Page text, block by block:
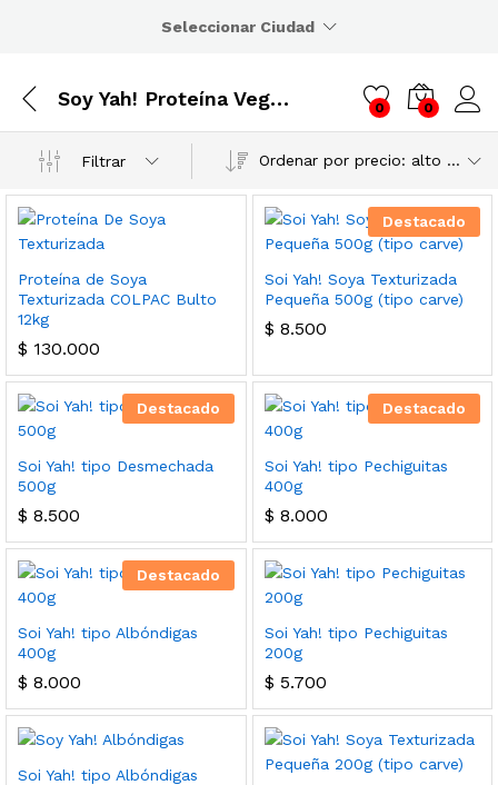
Seleccionar Ciudad
Soy Yah! Proteína Vegetal de Soya 0 0
Filtrar Ordenar por precio: alto a bajo
Proteína de Soya
Texturizada COLPAC Bulto
12kg
$ 130.000
Destacado
Soi Yah! Soya Texturizada
Pequeña 500g (tipo carve)
$ 8.500
Destacado
Soi Yah! tipo Desmechada
500g
$ 8.500
Destacado
Soi Yah! tipo Pechiguitas
400g
$ 8.000
Destacado
Soi Yah! tipo Albóndigas
400g
$ 8.000
Soi Yah! tipo Pechiguitas
200g
$ 5.700
Soi Yah! tipo Albóndigas